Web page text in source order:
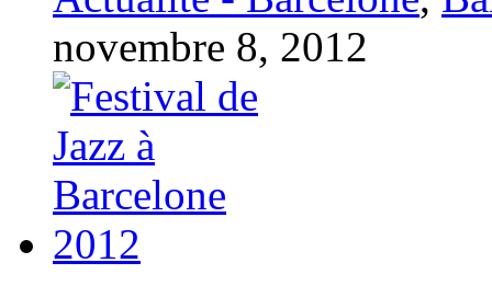
novembre 8, 2012